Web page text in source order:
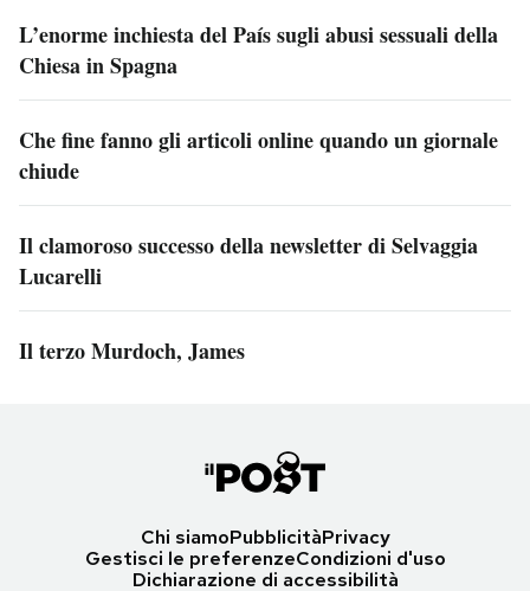
L’enorme inchiesta del País sugli abusi sessuali della
Chiesa in Spagna
Che fine fanno gli articoli online quando un giornale
chiude
Il clamoroso successo della newsletter di Selvaggia
Lucarelli
Il terzo Murdoch, James
Chi siamoPubblicitàPrivacy
Gestisci le preferenzeCondizioni d'uso
Dichiarazione di accessibilità